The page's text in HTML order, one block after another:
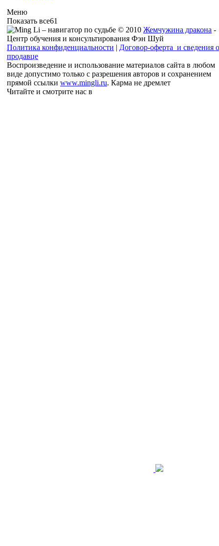
Меню
Показать все61
© 2010 Жемчужина дракона -
Центр обучения и консультирования Фэн Шуй
Политика конфиденциальности | Договор-оферта и сведения о
продавце
Воспроизведение и использование материалов сайта в любом
виде допустимо только с разрешения авторов и сохранением
прямой ссылки www.mingli.ru. Карма не дремлет
Читайте и смотрите нас в